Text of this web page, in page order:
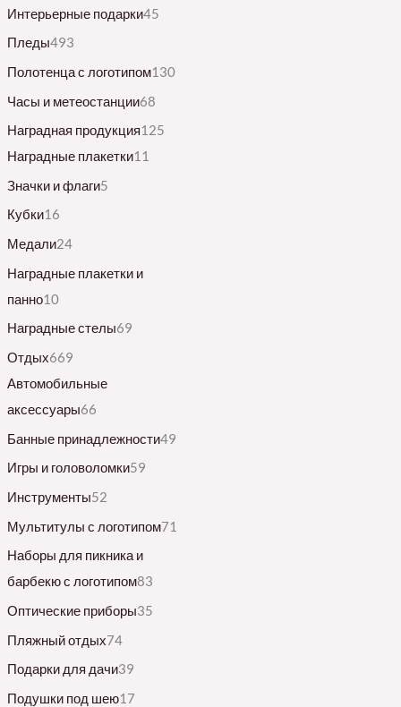
Интерьерные подарки45
Пледы493
Полотенца с логотипом130
Часы и метеостанции68
Наградная продукция125
Наградные плакетки11
Значки и флаги5
Кубки16
Медали24
Наградные плакетки и
панно10
Наградные стелы69
Отдых669
Автомобильные
аксессуары66
Банные принадлежности49
Игры и головоломки59
Инструменты52
Мультитулы с логотипом71
Наборы для пикника и
барбекю с логотипом83
Оптические приборы35
Пляжный отдых74
Подарки для дачи39
Подушки под шею17